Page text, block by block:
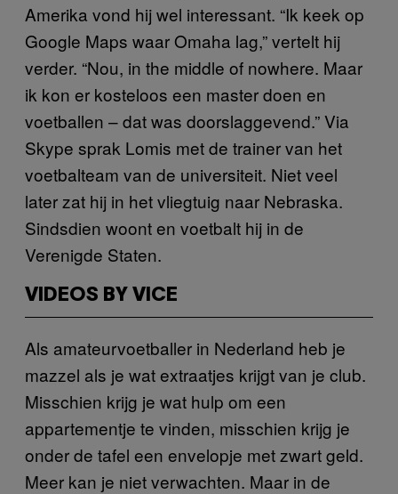
Amerika vond hij wel interessant. “Ik keek op
Google Maps waar Omaha lag,” vertelt hij
verder. “Nou, in the middle of nowhere. Maar
ik kon er kosteloos een master doen en
voetballen – dat was doorslaggevend.” Via
Skype sprak Lomis met de trainer van het
voetbalteam van de universiteit. Niet veel
later zat hij in het vliegtuig naar Nebraska.
Sindsdien woont en voetbalt hij in de
Verenigde Staten.
VIDEOS BY VICE
Als amateurvoetballer in Nederland heb je
mazzel als je wat extraatjes krijgt van je club.
Misschien krijg je wat hulp om een
appartementje te vinden, misschien krijg je
onder de tafel een envelopje met zwart geld.
Meer kan je niet verwachten. Maar in de